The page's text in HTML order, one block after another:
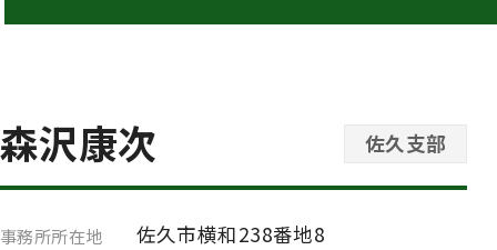
森沢康次 佐久支部
事務所所在地 佐久市横和238番地8